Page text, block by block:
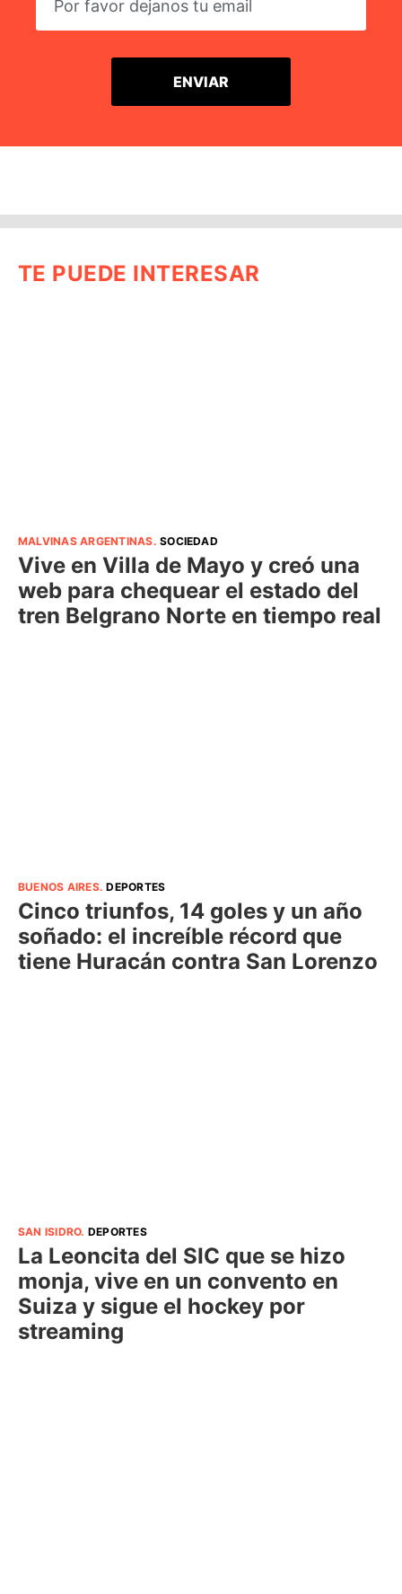
TE PUEDE INTERESAR
MALVINAS ARGENTINAS.SOCIEDAD
Vive en Villa de Mayo y creó una
web para chequear el estado del
tren Belgrano Norte en tiempo real
BUENOS AIRES.DEPORTES
Cinco triunfos, 14 goles y un año
soñado: el increíble récord que
tiene Huracán contra San Lorenzo
SAN ISIDRO. DEPORTES
La Leoncita del SIC que se hizo
monja, vive en un convento en
Suiza y sigue el hockey por
streaming